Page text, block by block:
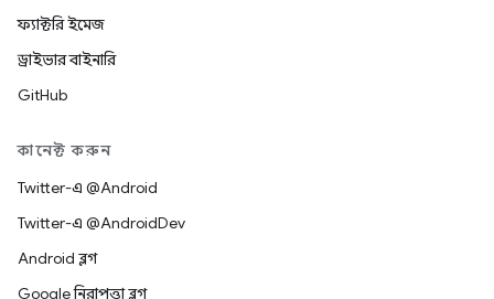
ফ্যাক্টরি ইমেজ
ড্রাইভার বাইনারি
GitHub
কানেক্ট করুন
Twitter-এ @Android
Twitter-এ @AndroidDev
Android ব্লগ
Google নিরাপত্তা ব্লগ